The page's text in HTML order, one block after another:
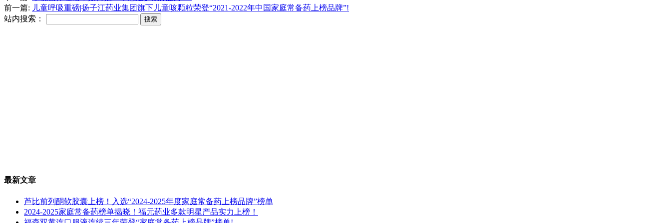
前一篇: 儿童呼吸重磅|扬子江药业集团旗下儿童咳颗粒荣登“2021-2022年中国家庭常备药上榜品牌”!
站内搜索：
最新文章
芦比前列酮软胶囊上榜！入选“2024-2025年度家庭常备药上榜品牌”榜单
2024-2025家庭常备药榜单揭晓！福元药业多款明星产品实力上榜！